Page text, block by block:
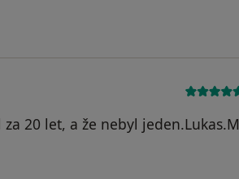
20 let, a že nebyl jeden.Lukas.M
Lukáš.m